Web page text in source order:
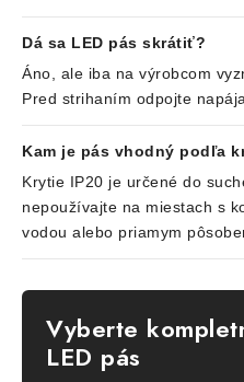
Dá sa LED pás skrátiť?
Áno, ale iba na výrobcom
Pred strihaním odpojte
Kam je pás vhodný podľa
Krytie IP20 je určené do
nepoužívajte na miestach s
vodou alebo priamym
Vyberte
LED pás